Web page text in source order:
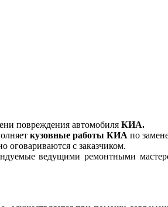
повреждения автомобиля КИА.
кузовные работы КИА по
оговариваются с заказчиком.
ведущими ремонтными